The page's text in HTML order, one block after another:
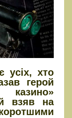
усіх, хто
герой
казино»
взяв на